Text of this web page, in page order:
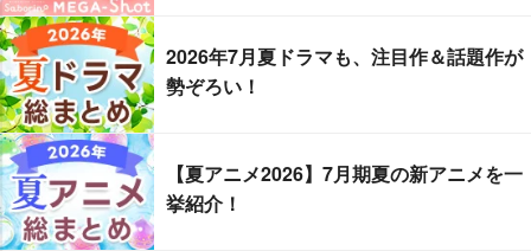
2026年7月夏ドラマも、注目作＆話題作が
勢ぞろい！
【夏アニメ2026】7月期夏の新アニメを一
挙紹介！